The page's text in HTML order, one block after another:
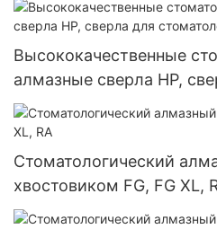
Высококачественные
алмазные сверла HP,
стоматологических
Стоматологический
хвостовиком FG, FG XL,